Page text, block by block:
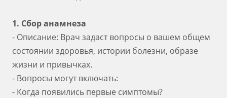
1. Сбор анамнеза
- Описание: Врач задаст вопросы о вашем общем
состоянии здоровья, истории болезни, образе
жизни и привычках.
- Вопросы могут включать:
- Когда появились первые симптомы?